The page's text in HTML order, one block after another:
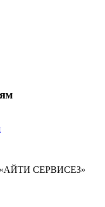
СЕРВИСЕЗ»